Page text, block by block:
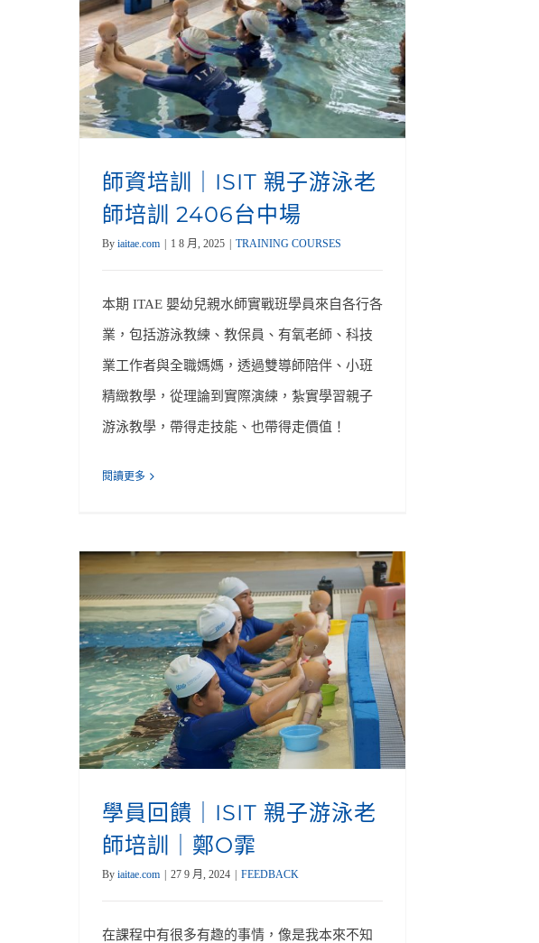
師資培訓｜ISIT 親子游泳老
師培訓 2406台中場
By iaitae.com 1 8 月, 2025 TRAINING COURSES
本期 ITAE 嬰幼兒親水師實戰班學員來自各行各
業，包括游泳教練、教保員、有氧老師、科技
業工作者與全職媽媽，透過雙導師陪伴、小班
精緻教學，從理論到實際演練，紮實學習親子
游泳教學，帶得走技能、也帶得走價值！
閱讀更多
學員回饋｜ISIT 親子游泳老
師培訓｜鄭O霏
By iaitae.com | 27 9 月, 2024 | FEEDBACK
在課程中有很多有趣的事情，像是我本來不知